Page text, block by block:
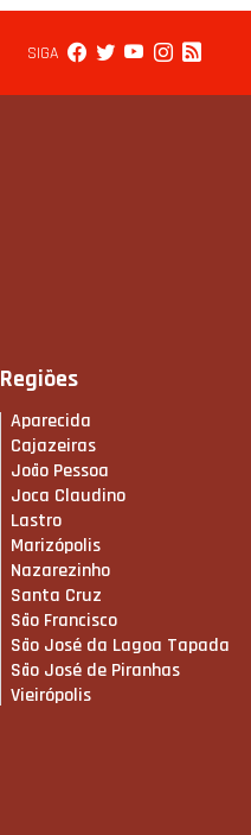
SIGA
Regiões
Aparecida
Cajazeiras
João Pessoa
Joca Claudino
Lastro
Marizópolis
Nazarezinho
Santa Cruz
São Francisco
São José da Lagoa Tapada
São José de Piranhas
Vieirópolis